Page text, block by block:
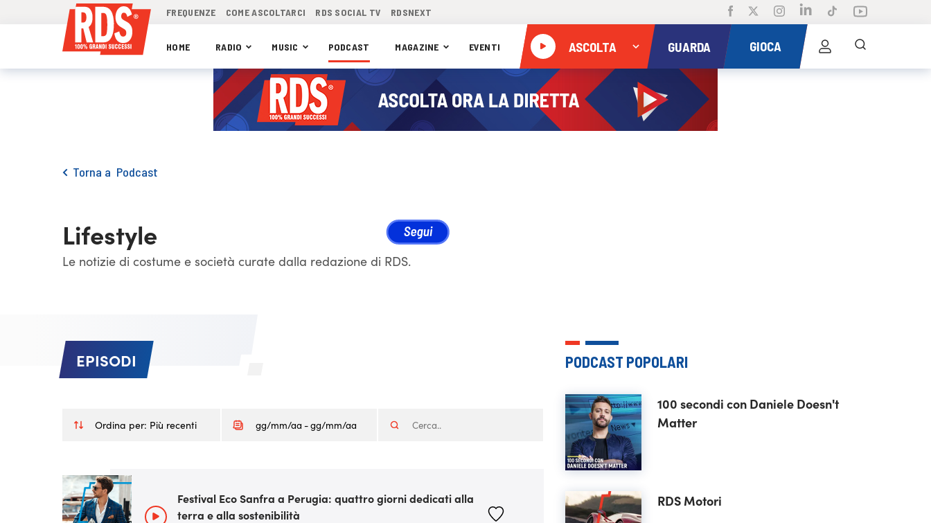
FREQUENZE COME ASCOLTARCI RDS SOCIAL TV RDSNEXT
HOME RADIO MUSIC PODCAST MAGAZINE EVENTI ASCOLTA GUARDA GIOCA
Torna a Podcast
Lifestyle
Le notizie di costume e società curate dalla redazione di RDS.
EPISODI
Ordina per: Più recenti
Festival Eco Sanfra a Perugia: quattro giorni dedicati alla
terra e alla sostenibilità
PODCAST POPOLARI
100 secondi con Daniele Doesn't
Matter
RDS Motori